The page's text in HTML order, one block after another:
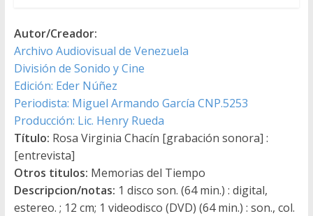
Autor/Creador:
Archivo Audiovisual de Venezuela
División de Sonido y Cine
Edición: Eder Núñez
Periodista: Miguel Armando García CNP.5253
Producción: Lic. Henry Rueda
Título: Rosa Virginia Chacín [grabación sonora] :
[entrevista]
Otros titulos: Memorias del Tiempo
Descripcion/notas: 1 disco son. (64 min.) : digital,
estereo. ; 12 cm; 1 videodisco (DVD) (64 min.) : son., col.